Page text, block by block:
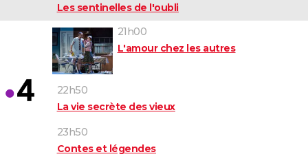
Les sentinelles de l'oubli
21h00
L'amour chez les autres
22h50
La vie secrète des vieux
23h50
Contes et légendes